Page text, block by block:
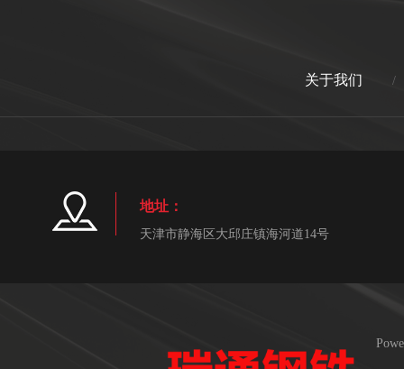
关于我们 /
地址：
天津市静海区大邱庄镇海河道14号